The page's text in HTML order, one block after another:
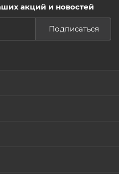
акций и новостей
Подписаться